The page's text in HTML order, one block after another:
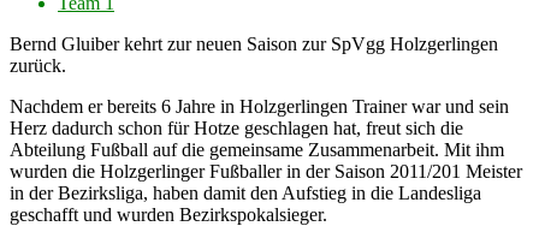
Bernd Gluiber kehrt zur neuen Saison zur SpVgg Holzgerlingen
zurück.
Nachdem er bereits 6 Jahre in Holzgerlingen Trainer war und sein
Herz dadurch schon für Hotze geschlagen hat, freut sich die
Abteilung Fußball auf die gemeinsame Zusammenarbeit. Mit ihm
wurden die Holzgerlinger Fußballer in der Saison 2011/201 Meister
in der Bezirksliga, haben damit den Aufstieg in die Landesliga
geschafft und wurden Bezirkspokalsieger.